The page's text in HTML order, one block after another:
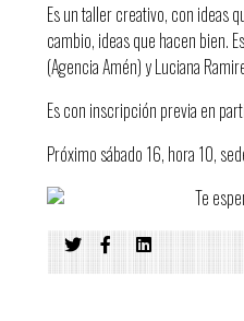
Es un taller creativo, con ideas
cambio, ideas que hacen bien.
(Agencia Amén) y Luciana
Es con inscripción previa en
Próximo sábado 16, hora 10,
Te